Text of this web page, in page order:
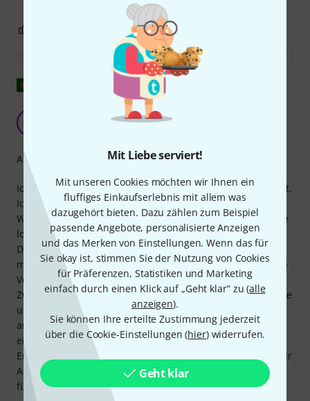
Mit Liebe serviert!
Mit unseren Cookies möchten wir Ihnen ein
fluffiges Einkaufserlebnis mit allem was
dazugehört bieten. Dazu zählen zum Beispiel
passende Angebote, personalisierte Anzeigen
und das Merken von Einstellungen. Wenn das für
Sie okay ist, stimmen Sie der Nutzung von Cookies
für Präferenzen, Statistiken und Marketing
einfach durch einen Klick auf „Geht klar“ zu (alle
anzeigen).
Sie können Ihre erteilte Zustimmung jederzeit
über die Cookie-Einstellungen (hier) widerrufen.
Geht klar
BEWERTUNG MELDEN
Mozart-Sonaten
Ich habe mir den ersten Band von Mozarts Sonaten gekauft.
Ich beginne mit dem Henle Verlag, einer ausgezeichneten
Wahl, mit sehr korrekter und verständlicher Notation sowie
logischen und präzisen Fingersätzen. Mozart ist ein Genie.
Die Sonaten sind beinahe musikalische Meisterwerke. Man
muss alles mit großer Klarheit und Objektivität spielen. Die
Verzierungen werden detailliert erklärt, sodass keine
Zweifel an der Ausführung bestehen, da sie in jeder Epoche
unterschiedlich interpretiert wurden. Es sind
anspruchsvolle Sonaten, aber sie verdienen ein
eingehendes Studium und führen mit Sicherheit zu besten
Ergebnissen für alle, die sie spielen. Es gibt Sonaten, die für
Anfänger leichter zugänglich sind, und andere, die selbst
für Profis schwierig sind.
Arrangement